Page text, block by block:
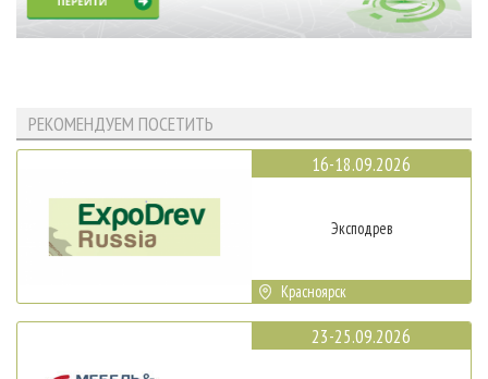
РЕКОМЕНДУЕМ ПОСЕТИТЬ
16-18.09.2026
Эксподрев
Красноярск
23-25.09.2026